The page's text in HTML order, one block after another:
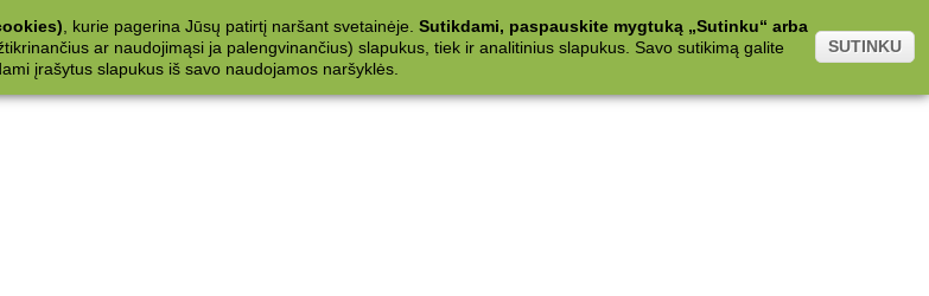
, kurie pagerina Jūsų patirtį naršant svetainėje. Sutikdami, paspauskite mygtuką „Sutinku“ arba
ar naudojimąsi ja palengvinančius) slapukus, tiek ir analitinius slapukus. Savo sutikimą galite
įrašytus slapukus iš savo naudojamos naršyklės.
SUTINKU